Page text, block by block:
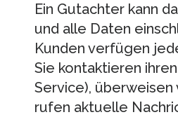
Ein Gutachter kann
und alle Daten
Kunden verfügen
Sie kontaktieren
Service),
rufen aktuelle